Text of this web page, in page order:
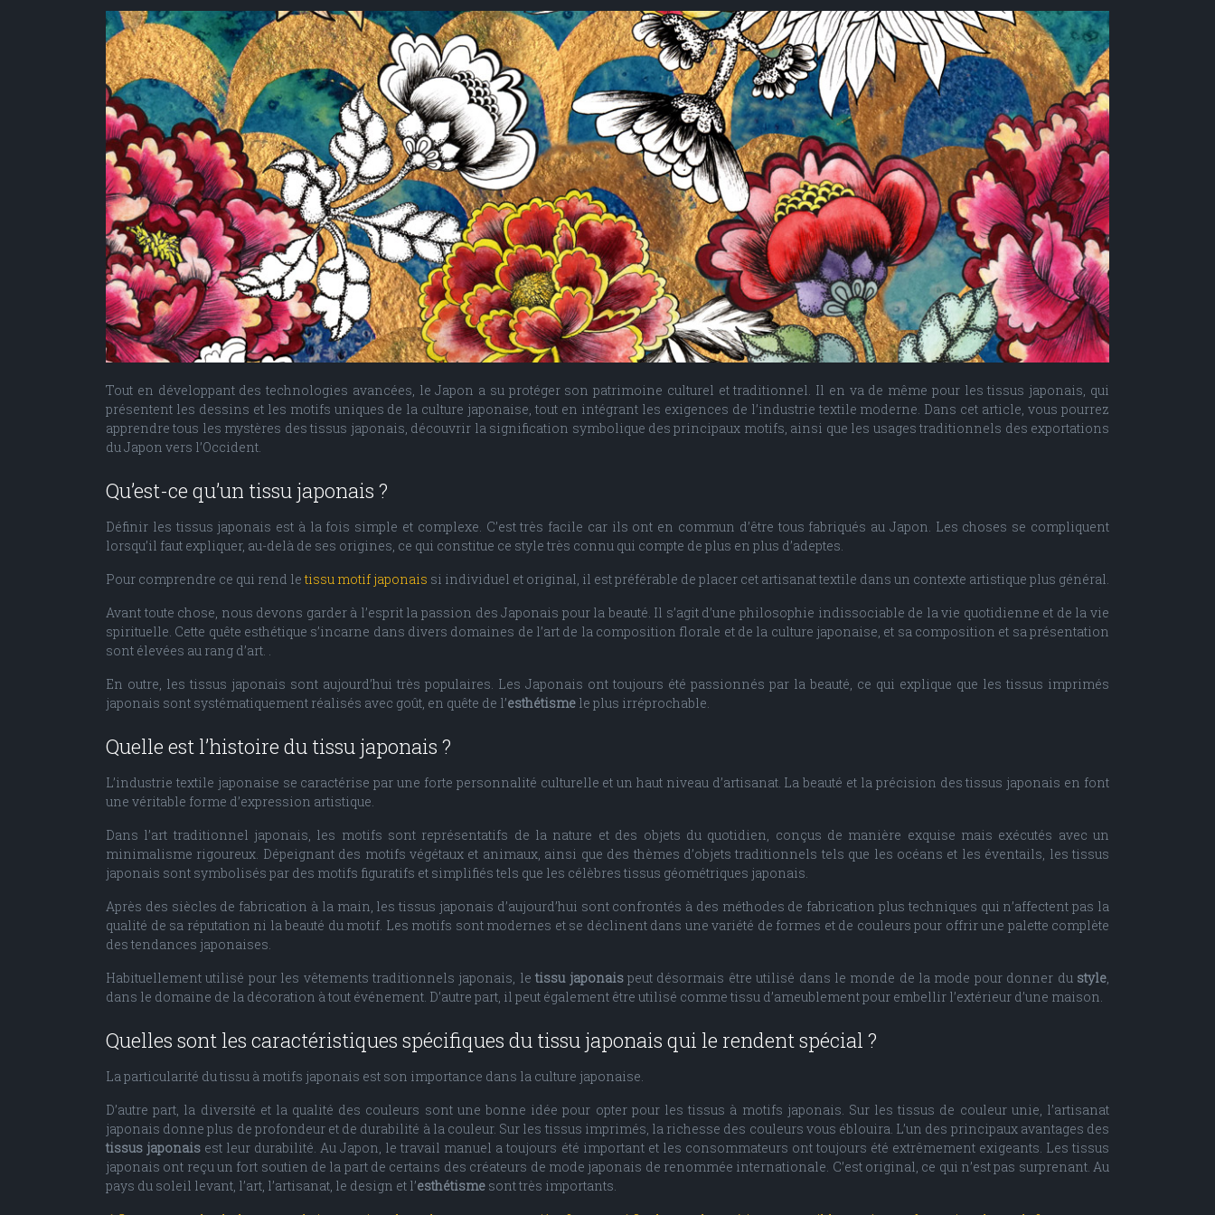
Tout en développant des technologies avancées, le Japon a su protéger son patrimoine culturel et traditionnel. Il en va de même pour les tissus japonais, qui
présentent les dessins et les motifs uniques de la culture japonaise, tout en intégrant les exigences de l’industrie textile moderne. Dans cet article, vous pourrez
apprendre tous les mystères des tissus japonais, découvrir la signification symbolique des principaux motifs, ainsi que les usages traditionnels des exportations
du Japon vers l’Occident.
Qu’est-ce qu’un tissu japonais ?
Définir les tissus japonais est à la fois simple et complexe. C’est très facile car ils ont en commun d’être tous fabriqués au Japon. Les choses se compliquent
lorsqu’il faut expliquer, au-delà de ses origines, ce qui constitue ce style très connu qui compte de plus en plus d’adeptes.
Pour comprendre ce qui rend letissu motif japonais si individuel et original, il est préférable de placer cet artisanat textile dans un contexte artistique plus général.
Avant toute chose, nous devons garder à l’esprit la passion des Japonais pour la beauté. Il s’agit d’une philosophie indissociable de la vie quotidienne et de la vie
spirituelle. Cette quête esthétique s’incarne dans divers domaines de l’art de la composition florale et de la culture japonaise, et sa composition et sa présentation
sont élevées au rang d’art. .
En outre, les tissus japonais sont aujourd’hui très populaires. Les Japonais ont toujours été passionnés par la beauté, ce qui explique que les tissus imprimés
japonais sont systématiquement réalisés avec goût, en quête de l’esthétisme le plus irréprochable.
Quelle est l’histoire du tissu japonais ?
L’industrie textile japonaise se caractérise par une forte personnalité culturelle et un haut niveau d’artisanat. La beauté et la précision des tissus japonais en font
une véritable forme d’expression artistique.
Dans l’art traditionnel japonais, les motifs sont représentatifs de la nature et des objets du quotidien, conçus de manière exquise mais exécutés avec un
minimalisme rigoureux. Dépeignant des motifs végétaux et animaux, ainsi que des thèmes d’objets traditionnels tels que les océans et les éventails, les tissus
japonais sont symbolisés par des motifs figuratifs et simplifiés tels que les célèbres tissus géométriques japonais.
Après des siècles de fabrication à la main, les tissus japonais d’aujourd’hui sont confrontés à des méthodes de fabrication plus techniques qui n’affectent pas la
qualité de sa réputation ni la beauté du motif. Les motifs sont modernes et se déclinent dans une variété de formes et de couleurs pour offrir une palette complète
des tendances japonaises.
Habituellement utilisé pour les vêtements traditionnels japonais, letissu japonaispeut désormais être utilisé dans le monde de la mode pour donner du style,
dans le domaine de la décoration à tout événement. D’autre part, il peut également être utilisé comme tissu d’ameublement pour embellir l’extérieur d’une maison.
Quelles sont les caractéristiques spécifiques du tissu japonais qui le rendent spécial ?
La particularité du tissu à motifs japonais est son importance dans la culture japonaise.
D’autre part, la diversité et la qualité des couleurs sont une bonne idée pour opter pour les tissus à motifs japonais. Sur les tissus de couleur unie, l’artisanat
japonais donne plus de profondeur et de durabilité à la couleur. Sur les tissus imprimés, la richesse des couleurs vous éblouira. L’un des principaux avantages des
tissus japonais est leur durabilité. Au Japon, le travail manuel a toujours été important et les consommateurs ont toujours été extrêmement exigeants. Les tissus
japonais ont reçu un fort soutien de la part de certains des créateurs de mode japonais de renommée internationale. C’est original, ce qui n’est pas surprenant. Au
pays du soleil levant, l’art, l’artisanat, le design et l’esthétisme sont très importants.